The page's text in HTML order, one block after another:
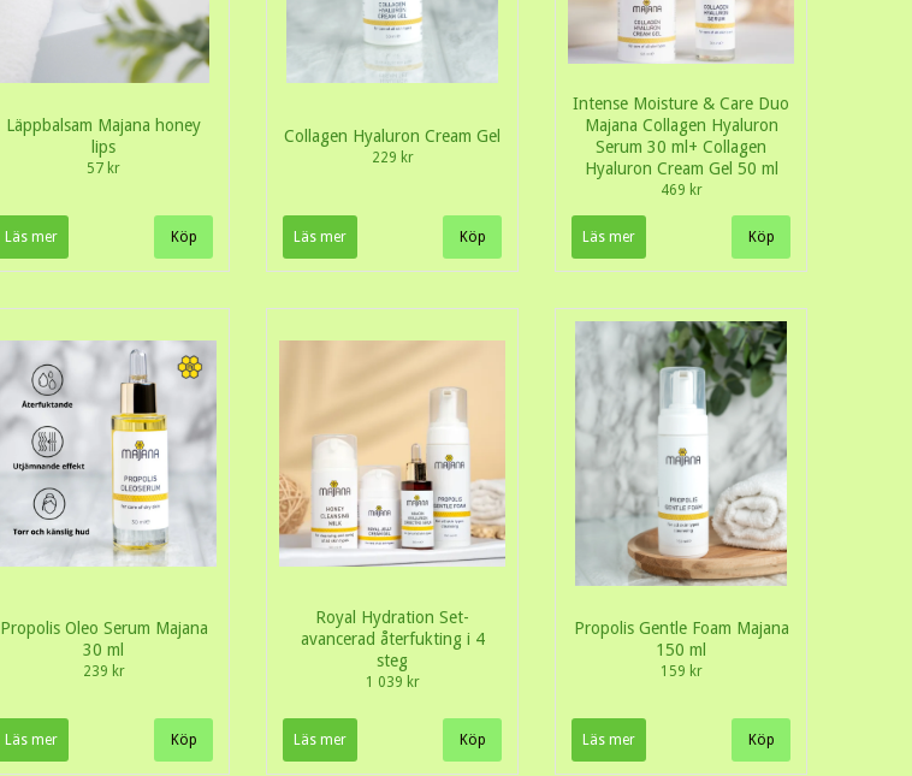
Läppbalsam Majana honey
lips
57 kr
Läs mer
Collagen Hyaluron Cream Gel
229 kr
Läs mer
Intense Moisture & Care Duo
Majana Collagen Hyaluron
Serum 30 ml+ Collagen
Hyaluron Cream Gel 50 ml
469 kr
Läs mer
Propolis Oleo Serum Majana
30 ml
239 kr
Läs mer
Royal Hydration Set-
avancerad återfukting i 4
steg
1 039 kr
Läs mer
Propolis Gentle Foam Majana
150 ml
159 kr
Läs mer